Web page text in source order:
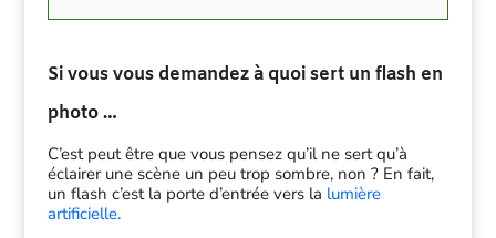
Si vous vous demandez à quoi sert un flash en
photo …
C’est peut être que vous pensez qu’il ne sert qu’à
éclairer une scène un peu trop sombre, non ? En fait,
un flash c’est la porte d’entrée vers la lumière
artificielle.